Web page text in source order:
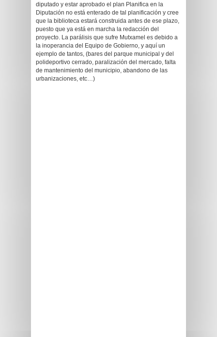
diputado y estar aprobado el plan Planifica en la
Diputación no está enterado de tal planificación y cree
que la biblioteca estará construida antes de ese plazo,
puesto que ya está en marcha la redacción del
proyecto. La parálisis que sufre Mutxamel es debido a
la inoperancia del Equipo de Gobierno, y aquí un
ejemplo de tantos, (bares del parque municipal y del
polideportivo cerrado, paralización del mercado, falta
de mantenimiento del municipio, abandono de las
urbanizaciones, etc…)